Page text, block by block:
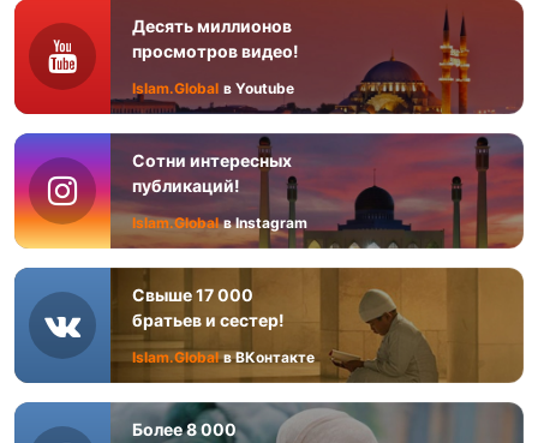
Десять миллионов
просмотров видео!
Islam.Global в Youtube
Сотни интересных
публикаций!
Islam.Global в Instagram
Свыше 17 000
братьев и сестер!
Islam.Global в ВКонтакте
Более 8 000